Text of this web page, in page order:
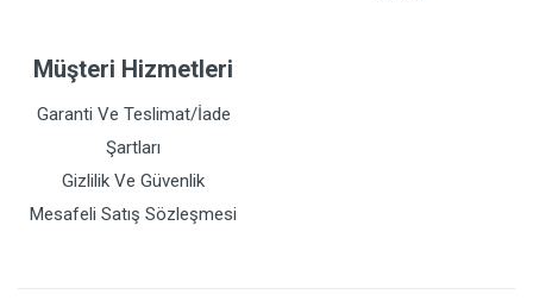
Müşteri Hizmetleri
Garanti Ve Teslimat/İade
Şartları
Gizlilik Ve Güvenlik
Mesafeli Satış Sözleşmesi